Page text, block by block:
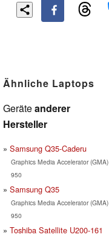
Ähnliche Laptops
Geräteanderer
Hersteller
Samsung Q35-Caderu
Graphics Media Accelerator (GMA)
950
Samsung Q35
Graphics Media Accelerator (GMA)
950
Toshiba Satellite U200-161